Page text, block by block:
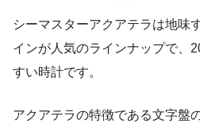
シーマスターアクアテラは地味
インが人気のラインナップで、
すい時計です。
アクアテラの特徴である文字盤